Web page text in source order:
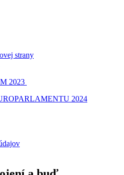
strany
2023
2024